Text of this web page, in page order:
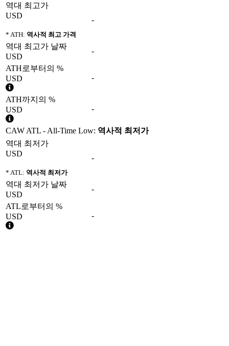
역대 최고가
USD
* ATH: 역사적 최고 가격
-
역대 최고가 날짜
USD
-
ATH로부터의 %
USD
-
ATH까지의 %
USD
-
CAW ATL - All-Time Low: 역사적 최저가
역대 최저가
USD
* ATL: 역사적 최저가
-
역대 최저가 날짜
USD
-
ATL로부터의 %
USD
-